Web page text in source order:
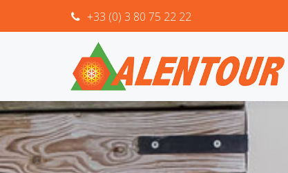
+33 (0) 3 80 75 22 22